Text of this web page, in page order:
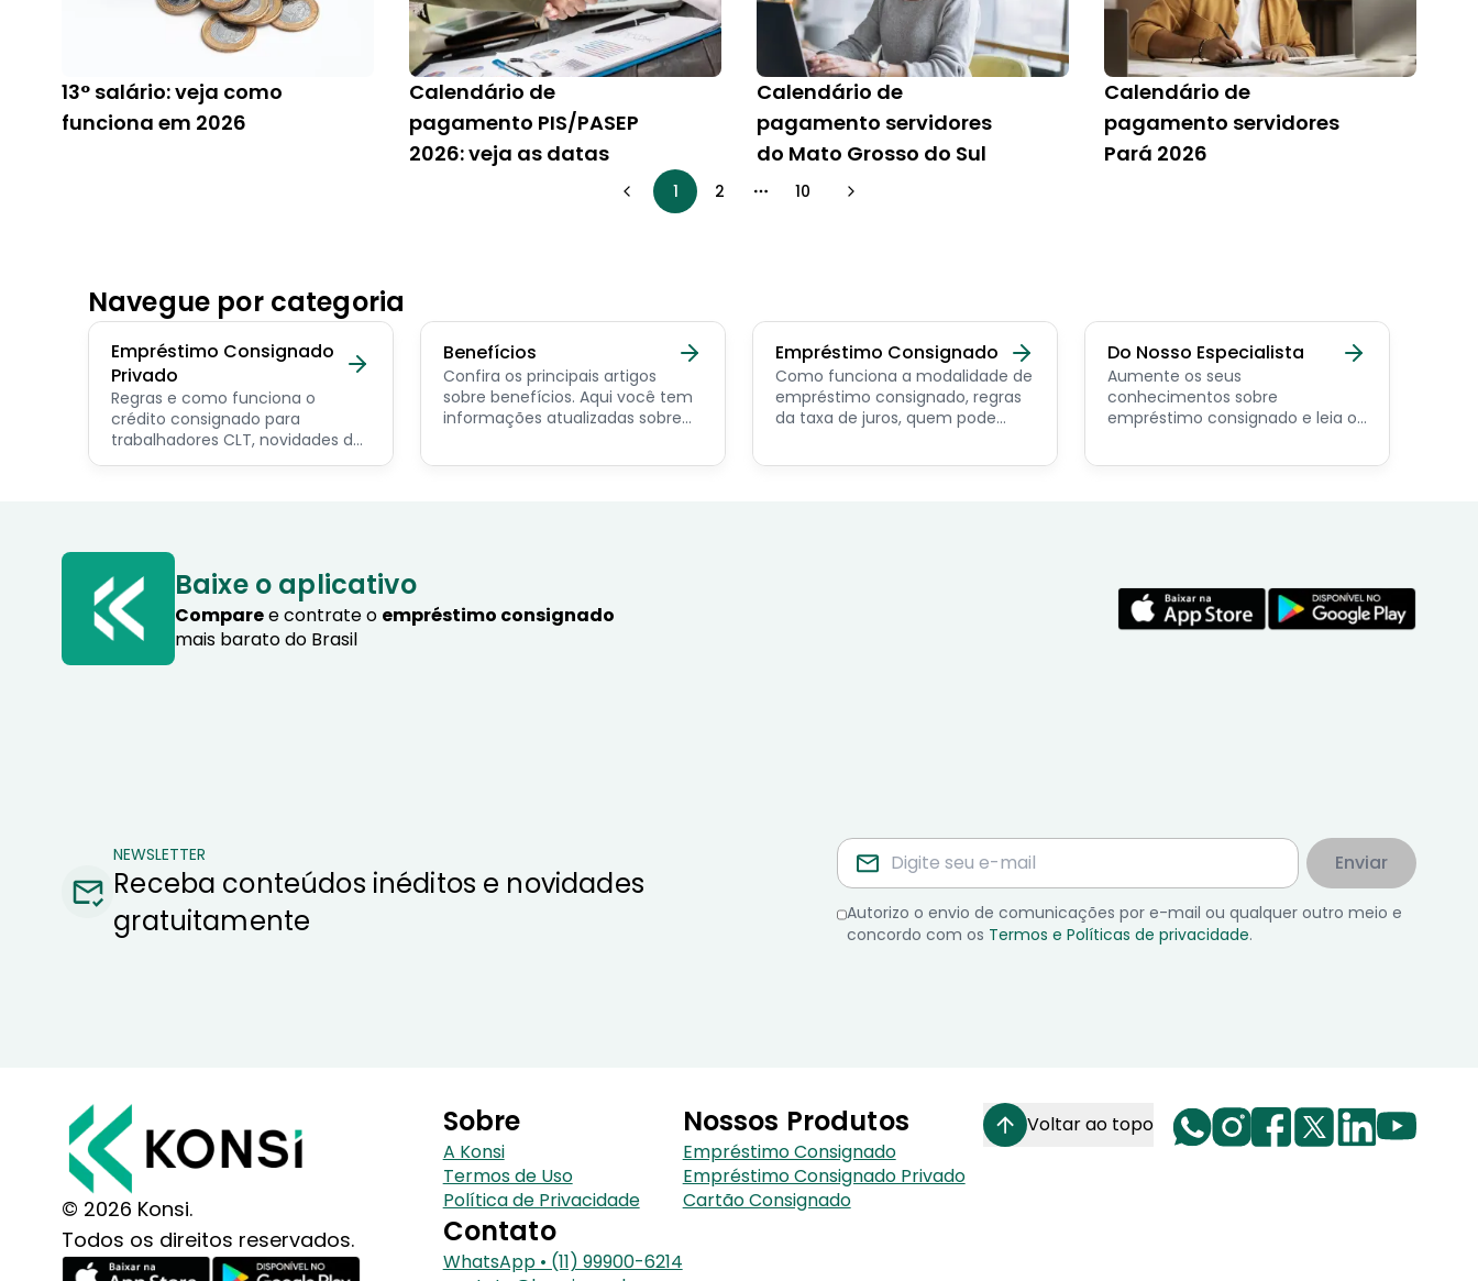
13° salário: veja como
funciona em 2026
Calendário de
pagamento PIS/PASEP
2026: veja as datas
Calendário de
pagamento servidores
do Mato Grosso do Sul
Calendário de
pagamento servidores
Pará 2026
1 2 More pages
10
Navegue por categoria
Empréstimo Consignado
Privado
Regras e como funciona o
crédito consignado para
trabalhadores CLT, novidades do
programa Crédito do
Benefícios
Confira os principais artigos
sobre benefícios. Aqui você tem
informações atualizadas sobre
servidor público, aposentado,
Empréstimo Consignado
Como funciona a modalidade de
empréstimo consignado, regras
da taxa de juros, quem pode
simular online.
Do Nosso Especialista
Aumente os seus
conhecimentos sobre
empréstimo consignado e leia os
economista especialista no
Baixe o aplicativo
Comparee contrate o empréstimo consignado
mais barato do Brasil
NEWSLETTER
Receba conteúdos inéditos e novidades
gratuitamente
Enviar
Autorizo o envio de comunicações por e-mail ou qualquer outro meio e
concordo com os Termos e Políticas de privacidade.
© 2026 Konsi.
Todos os direitos reservados.
Sobre
A Konsi
Termos de Uso
Política de Privacidade
Contato
WhatsApp • (11) 99900-6214
Nossos Produtos
Empréstimo Consignado
Empréstimo Consignado Privado
Cartão Consignado
Voltar ao topo